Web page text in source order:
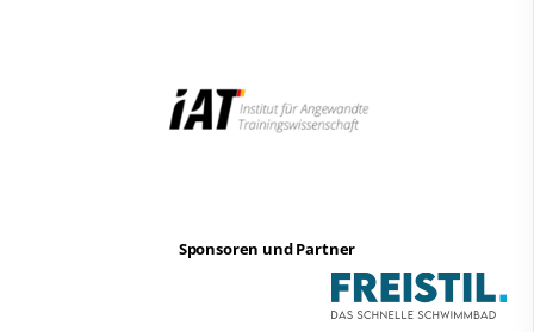
Sponsoren und Partner